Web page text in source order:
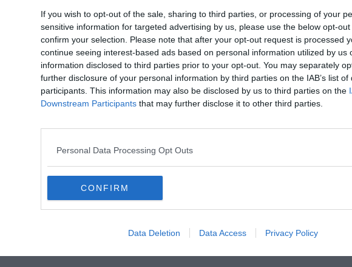
If you wish to opt-out of the sale, sharing to third parties, or processing of your
sensitive information for targeted advertising by us, please use the below opt-
confirm your selection. Please note that after your opt-out request is processed
continue seeing interest-based ads based on personal information utilized by us
information disclosed to third parties prior to your opt-out. You may separately
further disclosure of your personal information by third parties on the IAB’s list of
participants. This information may also be disclosed by us to third parties on the
Downstream Participants that may further disclose it to other third parties.
Personal Data Processing Opt Outs
CONFIRM
Data Deletion Data Access Privacy Policy
principali della Toscana iscriviti allaNewsletter QUInews - ToscanaMedia.
alle 20:00 direttamente nella tua casella di posta.
anche:
"Doveva essere bloccato"
nel centro del paese
un centro ricreativo
dell'ambiente kw pannelli solari carlo carli